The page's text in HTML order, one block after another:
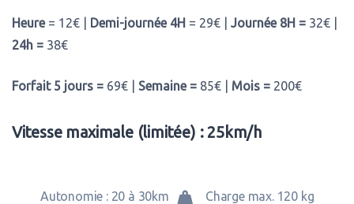
Heure = 12€ | Demi-journée 4H = 29€ | Journée 8H = 32€ |
24h = 38€
Forfait 5 jours = 69€ | Semaine = 85€ | Mois = 200€
Vitesse maximale (limitée) : 25km/h
Autonomie : 20 à 30km Charge max. 120 kg